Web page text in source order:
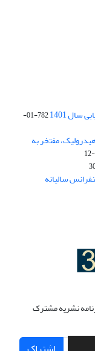
1401
782-01-
مفتخر به
سالیانه
نشریه مشترک